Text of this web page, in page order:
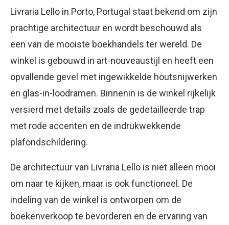
Livraria Lello in Porto, Portugal staat bekend om zijn
prachtige architectuur en wordt beschouwd als
een van de mooiste boekhandels ter wereld. De
winkel is gebouwd in art-nouveaustijl en heeft een
opvallende gevel met ingewikkelde houtsnijwerken
en glas-in-loodramen. Binnenin is de winkel rijkelijk
versierd met details zoals de gedetailleerde trap
met rode accenten en de indrukwekkende
plafondschildering.
De architectuur van Livraria Lello is niet alleen mooi
om naar te kijken, maar is ook functioneel. De
indeling van de winkel is ontworpen om de
boekenverkoop te bevorderen en de ervaring van